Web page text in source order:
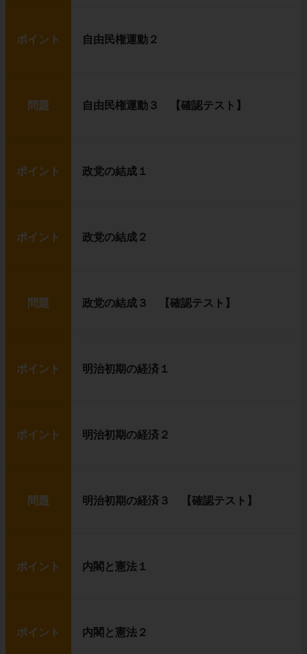
ポイント 自由民権運動２
問題 自由民権運動３ 【確認テスト】
ポイント 政党の結成１
ポイント 政党の結成２
問題 政党の結成３ 【確認テスト】
ポイント 明治初期の経済１
ポイント 明治初期の経済２
問題 明治初期の経済３ 【確認テスト】
ポイント 内閣と憲法１
ポイント 内閣と憲法２